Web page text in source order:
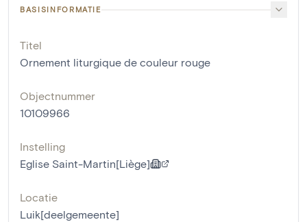
BASISINFORMATIE
Titel
Ornement liturgique de couleur rouge
Objectnummer
10109966
Instelling
Eglise Saint-Martin[Liège]
Locatie
Luik[deelgemeente]